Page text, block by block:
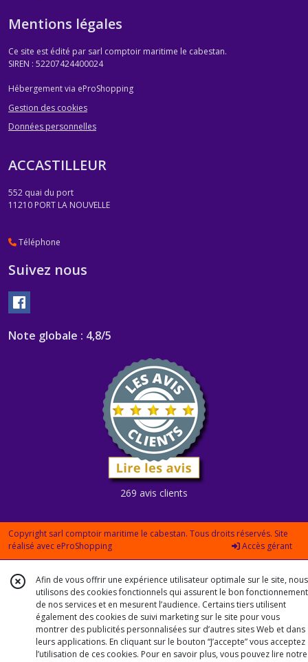
Mentions légales
Ce site est édité par sarl comptoir maritime le cabestan.
SIREN : 52207424400024
Hébergement via eProShopping
Gestion des cookies
Données personnelles
ACCASTILLEUR
552 quai du port
11210 PORT LA NOUVELLE
Téléphone
Suivez nous
Note globale : 4,8/5
269 avis clients
Copyright sarl comptoir maritime le cabestan. Tous droits réservés. Site
réalisé avec eProShopping Accès gérant
Afin de vous offrir une expérience utilisateur optimale sur le site, nous
utilisons des cookies fonctionnels qui assurent le bon fonctionnement
de nos services et en mesurent l’audience. Certains tiers utilisent
également des cookies de suivi marketing sur le site pour vous
montrer des publicités personnalisées sur d’autres sites Web et dans
leurs applications. En cliquant sur le bouton “J’accepte” vous acceptez
l’utilisation de ces cookies. Pour en savoir plus, vous pouvez lire notre